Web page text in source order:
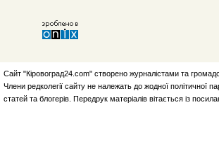
Сайт "Кіровоград24.com" створено журналістами та
Члени редколегії сайту не належать до жодної політичної
статей та блогерів. Передрук матеріалів вітається із